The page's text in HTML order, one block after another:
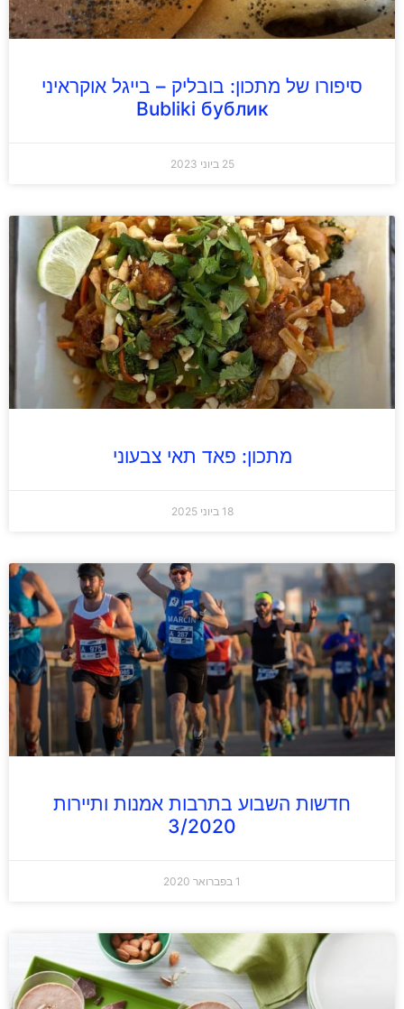
סיפורו של מתכון: בובליק – בייגל אוקראיני
Bubliki бублик
25 ביוני 2023
מתכון: פאד תאי צבעוני
18 ביוני 2025
חדשות השבוע בתרבות אמנות ותיירות
3/2020
1 בפברואר 2020